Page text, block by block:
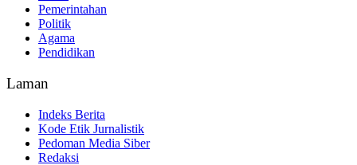
Pemerintahan
Politik
Agama
Pendidikan
Laman
Indeks Berita
Kode Etik Jurnalistik
Pedoman Media Siber
Redaksi